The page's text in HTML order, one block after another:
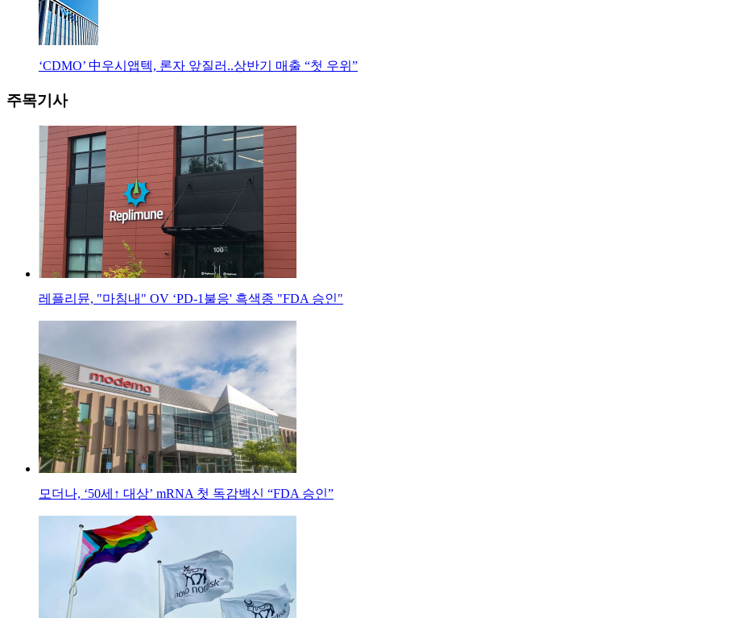
‘CDMO’ 中우시앱텍, 론자 앞질러..상반기 매출 “첫 우위”
주목기사
레플리뮨, "마침내" OV ‘PD-1불응' 흑색종 "FDA 승인"
모더나, ‘50세↑ 대상’ mRNA 첫 독감백신 “FDA 승인”